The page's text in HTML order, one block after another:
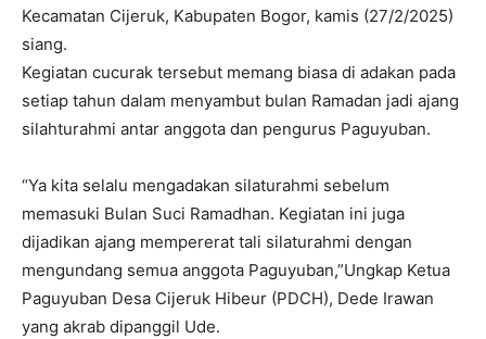
Kecamatan Cijeruk, Kabupaten Bogor, kamis (27/2/2025)
siang.
Kegiatan cucurak tersebut memang biasa di adakan pada
setiap tahun dalam menyambut bulan Ramadan jadi ajang
silahturahmi antar anggota dan pengurus Paguyuban.
“Ya kita selalu mengadakan silaturahmi sebelum
memasuki Bulan Suci Ramadhan. Kegiatan ini juga
dijadikan ajang mempererat tali silaturahmi dengan
mengundang semua anggota Paguyuban,”Ungkap Ketua
Paguyuban Desa Cijeruk Hibeur (PDCH), Dede Irawan
yang akrab dipanggil Ude.